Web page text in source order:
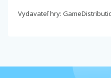
Vydavateľ hry: